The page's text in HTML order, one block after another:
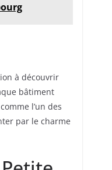
à découvrir
bâtiment
l’un des
par le charme